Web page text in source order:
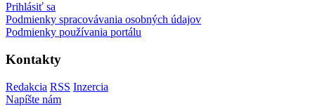
Prihlásiť sa
Podmienky spracovávania osobných údajov
Podmienky používania portálu
Kontakty
Redakcia RSS Inzercia
Napíšte nám